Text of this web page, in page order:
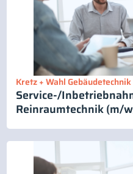
Kretz + Wahl Gebäudetechnik
Service-/
Reinraumtechnik (m/